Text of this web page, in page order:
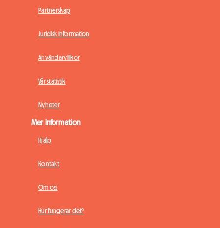
Partnerskap
Juridisk information
Användarvillkor
Vår statistik
Nyheter
Mer information
Hjälp
Kontakt
Om oss
Hur fungerar det?